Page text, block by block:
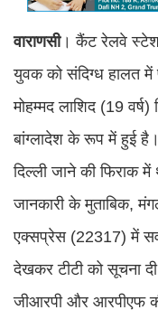
वाराणसी। कैंट रेलवे
युवक को संदिग्ध हालत
मोहम्मद लाशिद (19 वर्ष)
बांग्लादेश के रूप में हुई
दिल्ली जाने की फिराक में
जानकारी के मुताबिक,
एक्सप्रेस (22317) में
देखकर टीटी को सूचना
जीआरपी और आरपीएफ